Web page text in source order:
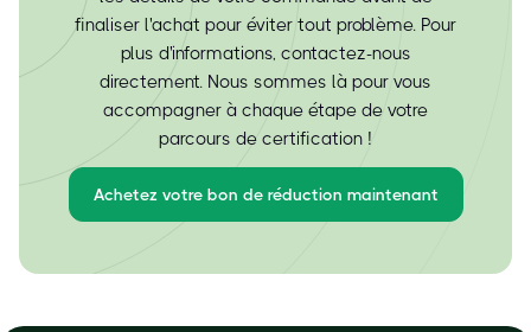
finaliser l'achat pour éviter tout problème. Pour
plus d'informations, contactez-nous
directement. Nous sommes là pour vous
accompagner à chaque étape de votre
parcours de certification !
Achetez votre bon de réduction maintenant